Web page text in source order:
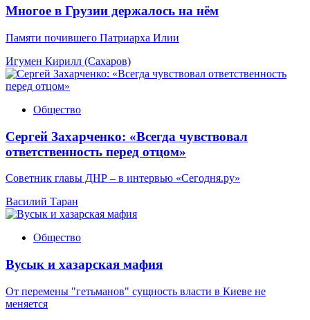
Многое в Грузии держалось на нём
Памяти почившего Патриарха Илии
Игумен Кирилл (Сахаров)
Общество
Сергей Захарченко: «Всегда чувствовал
ответственность перед отцом»
Советник главы ДНР – в интервью «Сегодня.ру»
Василий Таран
Общество
Вусык и хазарская мафия
От перемены "гетьманов" сущность власти в Киеве не
меняется